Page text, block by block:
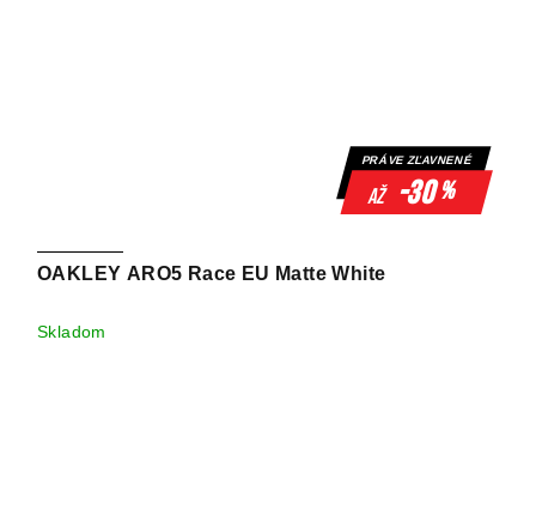
PRÁVE ZĽAVNENÉ
až -30%
OAKLEY ARO5 Race EU Matte White
Skladom